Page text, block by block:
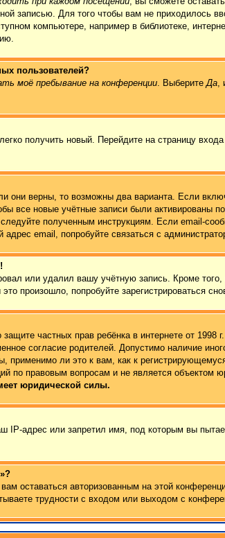
записью. Для того чтобы вам не
компьютере, например в библиотеке,
пользователей?
моё пребывание на конференции. ВыберитеДа,
получить новый. Перейдите на страницу
они верны, то возможны два варианта. Если
все новые учётные записи были
полученным инструкциям. Если email-
email, попробуйте связаться с
или удалил вашу учётную запись. Кроме
произошло, попробуйте зарегистрироваться
частных прав ребёнка в интернете от
согласие родителей. Допустимо наличие
ли это к вам, как к
по правовым вопросам и не является объектом
юридической силы.
IP-адрес или запретил имя, под которым вы
оставаться авторизованным на этой
трудности с входом или выходом с